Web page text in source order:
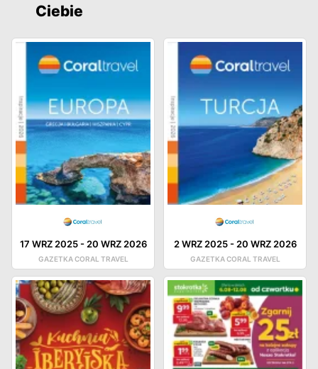
Ciebie
17 WRZ 2025-20 WRZ 2026
GAZETKA CORAL TRAVEL
2 WRZ 2025-20 WRZ 2026
GAZETKA CORAL TRAVEL